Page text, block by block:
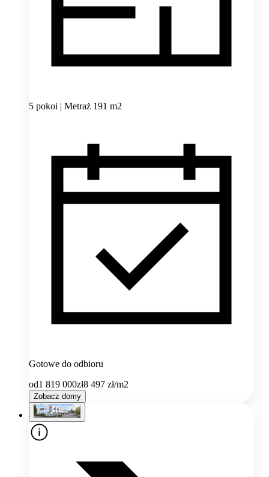
5 pokoi | Metraż 191 m2
Gotowe do odbioru
od1 819 000zł8 497 zł/m2
Zobacz domy